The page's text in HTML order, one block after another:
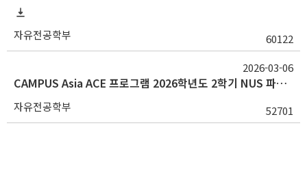
자유전공학부 60122
CAMPUS Asia ACE 프로그램 2026학년도 2학기 NUS 파견 교환학생 선발 모집 안내(~3/15)
자유전공학부 52701
2026-03-06